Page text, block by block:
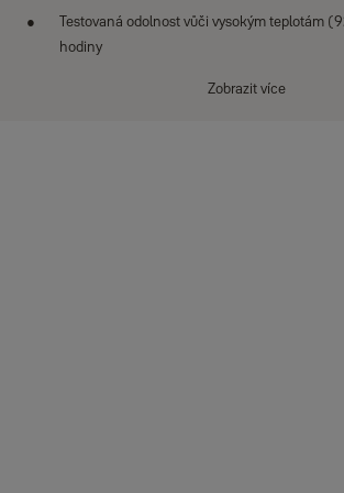
Testovaná odolnost vůči vysokým teplotám
hodiny
Nouzové otevření s použitím baterie a signál
Zobrazit více